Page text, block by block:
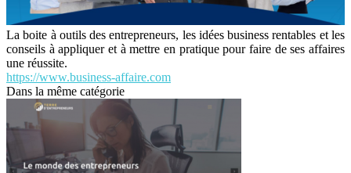
La boite à outils des entrepreneurs, les idées business rentables et les
conseils à appliquer et à mettre en pratique pour faire de ses affaires
une réussite.
https://www.business-affaire.com
Dans la même catégorie